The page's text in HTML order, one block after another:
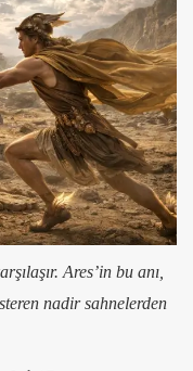
Ares’in bu anı,
nadir sahnelerden